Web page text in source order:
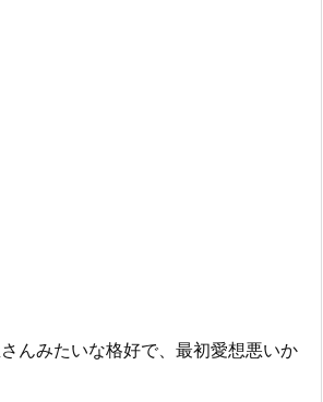
んみたいな格好で、最初愛想悪いか